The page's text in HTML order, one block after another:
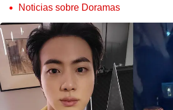
Noticias sobre Doramas